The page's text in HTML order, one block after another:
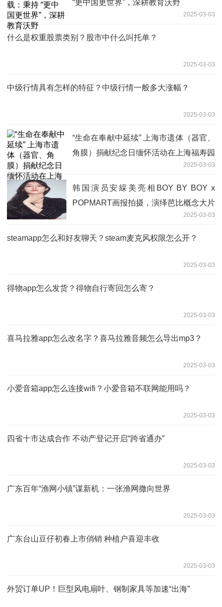
“更中国更世界”，深耕教育沃野
2025-03-03
什么是权重股票类别？股市中什么叫托单？
2025-03-03
中级行情具有怎样的特征？中级行情一般多大涨幅？
2025-03-03
“生命在奉献中延续” 上海市遗体（器官、
角膜）捐献纪念日缅怀活动在上海福寿园
2025-03-03
韩国演员安綵美亮相BOY BY BOY x
POPMART画报拍摄，演绎芭比概念大片
2025-03-03
steamapp怎么和好友聊天？steam麦克风权限怎么开？
2025-03-03
得物app怎么发货？得物自行寄回怎么寄？
2025-03-03
喜马拉雅app怎么改名字？喜马拉雅音频怎么导出mp3？
2025-03-03
小爱音箱app怎么连接wifi？小爱音箱不联网能用吗？
2025-03-03
四省十市达成合作 不动产登记开启“跨省通办”
2025-03-03
广东百年“渔网小镇”谋新机：一张渔网撒向世界
2025-03-03
广东台山豆仔初春上市俏销 种植户喜迎丰收
2025-03-03
外贸订单UP！巨型风电扇叶、钢制家具等加速“出海”